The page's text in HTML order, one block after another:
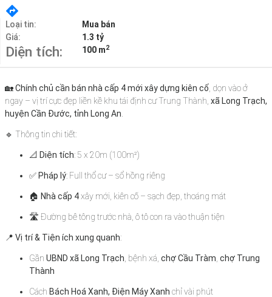
Loại tin:
Mua bán
Giá:
1.3 tỷ
Diện tích: 100 m2
🏡Chính chủ cần bán nhà cấp 4 mới xây dựng kiên cố , dọn vào ở
ngay – vị trí cực đẹp liền kề khu tái định cư Trung Thành, xã Long Trạch,
huyện Cần Đước, tỉnh Long An
🔹 Thông tin chi tiết:
📐 Diện tích: 5 x 20m (100m²)
✅Pháp lý: Full thổ cư – sổ hồng riêng
🏠 Nhà cấp 4xây mới, kiên cố – sạch đẹp, thoáng mát
🛣 Đường bê tông trước nhà, ô tô con ra vào thuận tiện
📍 Vị trí & Tiện ích xung quanh:
Gần UBND xã Long Trạch , bệnh xá, chợ Cầu Tràm chợ Trung
Thành
Cách Bách Hoá Xanh, Điện Máy Xanh chỉ vài phút